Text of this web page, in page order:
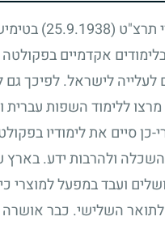
תרצ"ט (25.9.1938)
בלימודים אקדמיים
לעלייה לישראל. לפיכך
ללימוד השפות
סיים את לימודיו
ולהרבות ידע. בארץ
ועבד במפעל למוצרי
השלישי. כבר